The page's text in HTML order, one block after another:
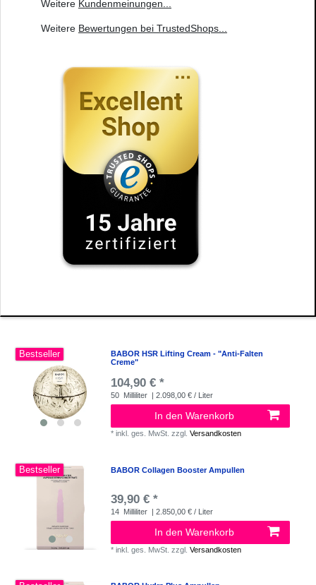
Weitere Kundenmeinungen
Weitere Bewertungen bei TrustedShops
Bestseller
BABOR HSR Lifting Cream - "Anti-Falten
Creme"
104,90 € *
50 Milliliter | 2.098,00 € / Liter
In den Warenkorb
*inkl. ges. MwSt. zzgl.Versandkosten
Bestseller BABOR Collagen Booster Ampullen
39,90 € *
14 Milliliter | 2.850,00 € / Liter
In den Warenkorb
*inkl. ges. MwSt. zzgl.Versandkosten